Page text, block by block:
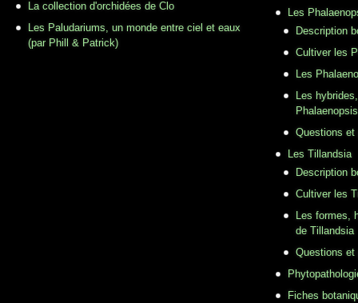
La collection d'orchidées de Clo
Les Paludariums, un monde entre ciel et eaux
(par Phill & Patrick)
Les
Description
Cultiver les
Les
Les
Phalaenopsis
Questions et
Les Tillandsia
Description
Cultiver les
Les formes,
de Tillandsia
Questions et
Fiches